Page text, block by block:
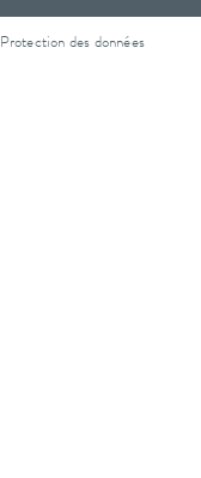
Protection des données